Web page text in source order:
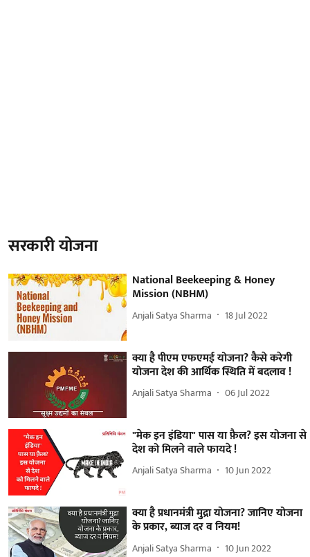
सरकारी योजना
National Beekeeping & Honey
Mission (NBHM)
Anjali Satya Sharma 18 Jul 2022
क्या है पीएम एफएमई योजना? कैसे करेगी
योजना देश की आर्थिक स्थिति में बदलाव !
Anjali Satya Sharma 06 Jul 2022
"मेक इन इंडिया" पास या फ़ैल? इस योजना से
देश को मिलने वाले फायदे !
Anjali Satya Sharma 10 Jun 2022
क्या है प्रधानमंत्री मुद्रा योजना? जानिए योजना
के प्रकार, ब्याज दर व नियम!
Anjali Satya Sharma 10 Jun 2022